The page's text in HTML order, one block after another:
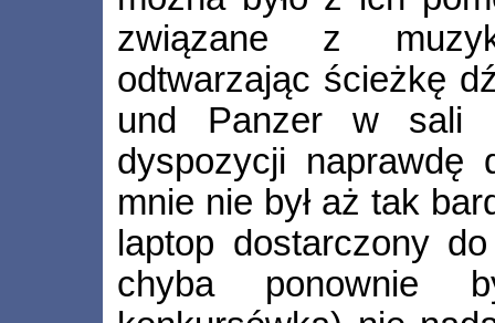
związane z
odtwarzając ścieżkę
und Panzer w sali
dyspozycji naprawdę
mnie nie był aż tak
laptop dostarczony
chyba ponownie